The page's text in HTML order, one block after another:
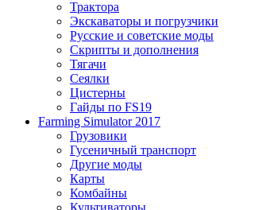
Трактора
Экскаваторы и погрузчики
Русские и советские моды
Скрипты и дополнения
Тягачи
Сеялки
Цистерны
Гайды по FS19
Farming Simulator 2017
Грузовики
Гусеничный транспорт
Другие моды
Карты
Комбайны
Культиваторы